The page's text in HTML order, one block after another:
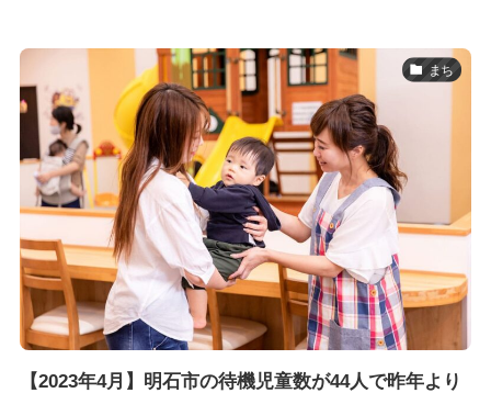
まち
【2023年4月】明石市の待機児童数が44人で昨年より